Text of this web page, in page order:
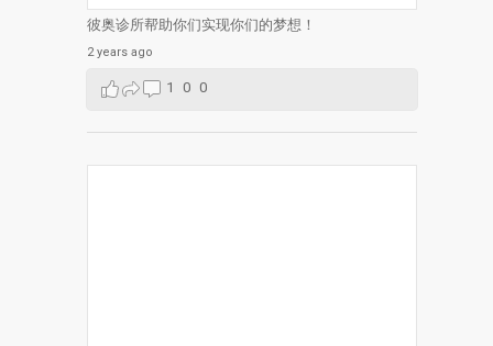
彼奥诊所帮助你们实现你们的梦想！
2 years ago
1 0 0